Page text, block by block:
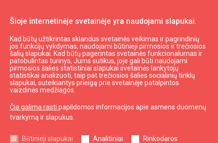
Šioje internetinėje svetainėje yra naudojami slapukai.
Kad būtų užtikrintas sklandus svetainės veikimas ir pagrindinių
jos funkcijų vykdymas, naudojami būtinieji pirmosios ir trečiosios
šalių slapukai. Kad būtų pagerintas svetainės funkcionalumas ir
patobulintas turinys, Jums sutikus, joje gali būti naudojami
pirmosios šalies statistiniai slapukai svetainės lankytojų
statistikai analizuoti, taip pat trečiosios šalies socialinių tinklų
slapukai, suteikiantys prieigą prie svetainėje patalpintos
vaizdinės medžiagos.
Čia galima rasti papildomos informacijos apie asmens duomenų
tvarkymą ir slapukus.
Būtinieji slapukai Analitiniai Rinkodaros
Daryti ir matyti Aktyvus poilsis
Orientavimosi poligonas Beberliniuose